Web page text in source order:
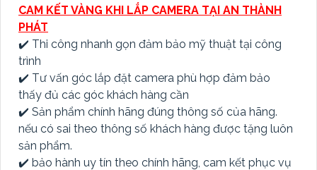
CAM KẾT VÀNG KHI LẮP CAMERA TẠI AN THÀNH
PHÁT
✔️ Thi công nhanh gọn đảm bảo mỹ thuật tại công
trình
✔️ Tư vấn góc lắp đặt camera phù hợp đảm bảo
thấy đủ các góc khách hàng cần
✔️ Sản phẩm chính hãng đúng thông số của hãng.
nếu có sai theo thông số khách hàng được tặng luôn
sản phẩm.
✔️ bảo hành uy tín theo chính hãng, cam kết phục vụ